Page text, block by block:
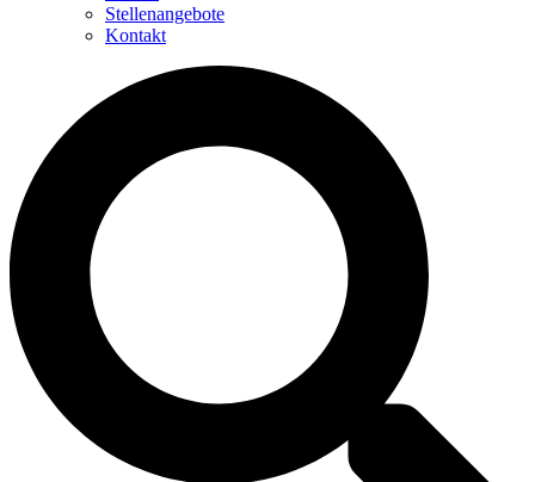
Stellenangebote
Kontakt